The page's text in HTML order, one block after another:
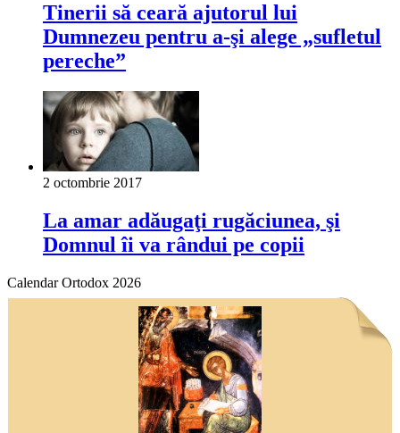
Tinerii să ceară ajutorul lui
Dumnezeu pentru a-şi alege „sufletul
pereche”
2 octombrie 2017
La amar adăugaţi rugăciunea, şi
Domnul îi va rândui pe copii
Calendar Ortodox 2026